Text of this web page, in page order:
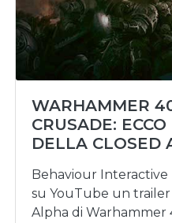
WARHAMMER
CRUSADE:
DELLA CLOSED
Behaviour Interactive
su YouTube un trailer
Alpha di Warhammer